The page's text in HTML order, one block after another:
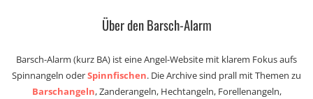
Über den Barsch-Alarm
Barsch-Alarm (kurz BA) ist eine Angel-Website mit klarem Fokus aufs
Spinnangeln oderSpinnfischen. Die Archive sind prall mit Themen zu
Barschangeln, Zanderangeln, Hechtangeln, Forellenangeln,